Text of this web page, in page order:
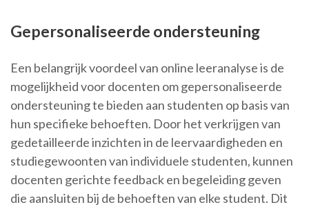
Gepersonaliseerde ondersteuning
Een belangrijk voordeel van online leeranalyse is de
mogelijkheid voor docenten om gepersonaliseerde
ondersteuning te bieden aan studenten op basis van
hun specifieke behoeften. Door het verkrijgen van
gedetailleerde inzichten in de leervaardigheden en
studiegewoonten van individuele studenten, kunnen
docenten gerichte feedback en begeleiding geven
die aansluiten bij de behoeften van elke student. Dit